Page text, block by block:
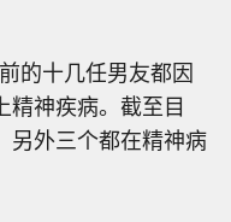
的十几任男友都因
精神疾病。截至目
另外三个都在精神病